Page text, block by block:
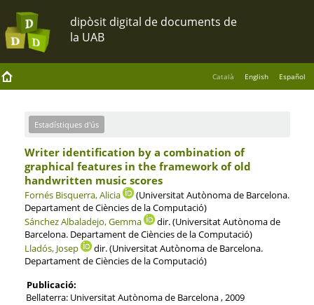
Català English Español
Estadístiques d'ús
Writer identification by a combination of
graphical features in the framework of old
handwritten music scores
Fornés Bisquerra, Alicia
(Universitat Autònoma de Barcelona.
Departament de Ciències de la Computació)
Sánchez Albaladejo, Gemma
dir. (Universitat Autònoma de
Barcelona. Departament de Ciències de la Computació)
Lladós, Josep
dir. (Universitat Autònoma de Barcelona.
Departament de Ciències de la Computació)
Publicació:
Bellaterra: Universitat Autònoma de Barcelona , 2009